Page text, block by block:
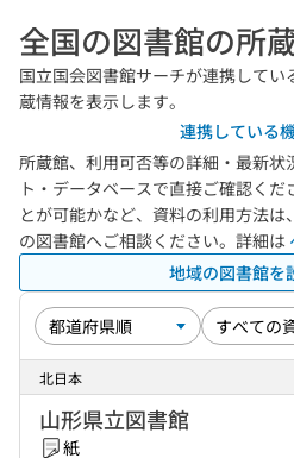
全国の図書館の所
国立国会図書館サーチが連携して
蔵情報を表示します。
連携している
所蔵館、利用可否等の詳細・最新状
ト・データベースで直接ご確認く
とが可能かなど、資料の利用方法は
の図書館へご相談ください。詳細は
地域の図書館を
北日本
山形県立図書館
紙